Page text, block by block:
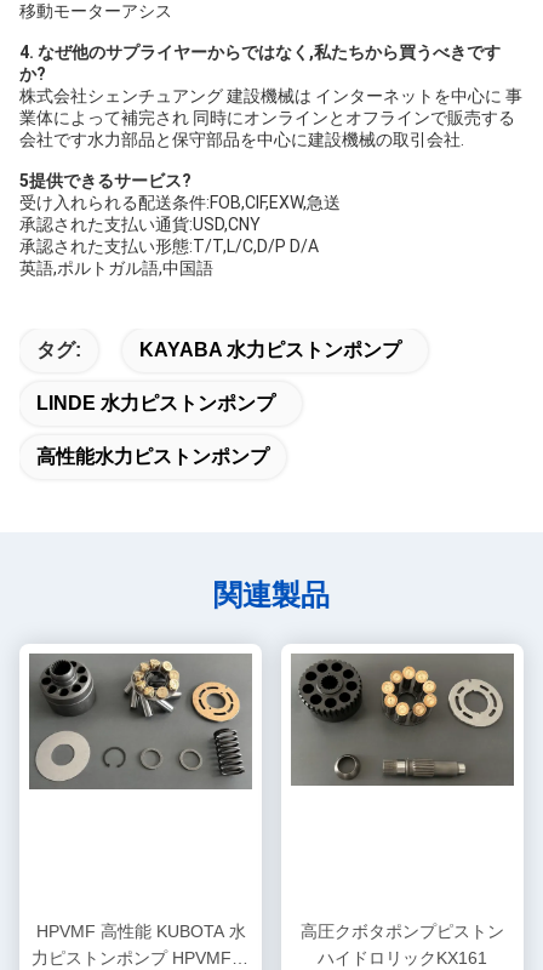
移動モーターアシス
4. なぜ他のサプライヤーからではなく,私たちから買うべきです
か?
株式会社シェンチュアング 建設機械は インターネットを中心に 事
業体によって補完され 同時にオンラインとオフラインで販売する
会社です水力部品と保守部品を中心に建設機械の取引会社.
5提供できるサービス?
受け入れられる配送条件:FOB,CIF,EXW,急送
承認された支払い通貨:USD,CNY
承認された支払い形態:T/T,L/C,D/P D/A
英語,ポルトガル語,中国語
タグ: KAYABA 水力ピストンポンプ
LINDE 水力ピストンポンプ
高性能水力ピストンポンプ
関連製品
HPVMF 高性能 KUBOTA 水
力ピストンポンプ HPVMF16
高圧クボタポンプピストン
ハイドロリックKX161